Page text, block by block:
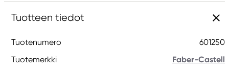
Tuotteen tiedot
Tuotenumero
601250
Tuotemerkki
Faber-Castell